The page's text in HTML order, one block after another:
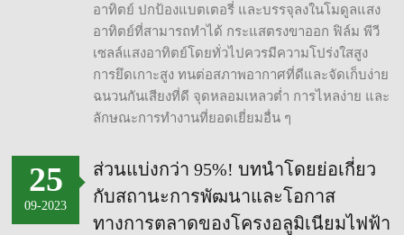
อาทิตย์ ปกป้องแบตเตอรี่ และบรรจุลงในโมดูลแสง
อาทิตย์ที่สามารถทำได้ กระแสตรงขาออก ฟิล์ม พีวี
เซลล์แสงอาทิตย์โดยทั่วไปควรมีความโปร่งใสสูง
การยึดเกาะสูง ทนต่อสภาพอากาศที่ดีและจัดเก็บง่าย
ฉนวนกันเสียงที่ดี จุดหลอมเหลวต่ำ การไหลง่าย และ
ลักษณะการทำงานที่ยอดเยี่ยมอื่น ๆ
ส่วนแบ่งกว่า 95%! บทนำโดยย่อเกี่ยว
กับสถานะการพัฒนาและโอกาส
ทางการตลาดของโครงอลูมิเนียมไฟฟ้า
25
09-2023